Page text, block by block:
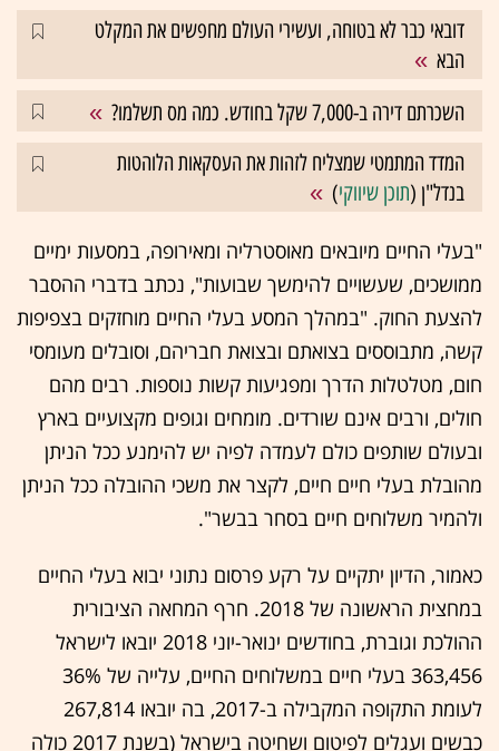
דובאי כבר לא בטוחה, ועשירי העולם מחפשים את המקלט
הבא
השכרתם דירה ב-7,000 שקל בחודש. כמה מס תשלמו?
המדד המתמטי שמצליח לזהות את העסקאות הלוהטות
בנדל"ן (תוכן שיווקי)
"בעלי החיים מיובאים מאוסטרליה ומאירופה, במסעות ימיים
ממושכים, שעשויים להימשך שבועות", נכתב בדברי ההסבר
להצעת החוק. "במהלך המסע בעלי החיים מוחזקים בצפיפות
קשה, מתבוססים בצואתם ובצואת חבריהם, וסובלים מעומסי
חום, מטלטלות הדרך ומפגיעות קשות נוספות. רבים מהם
חולים, ורבים אינם שורדים. מומחים וגופים מקצועיים בארץ
ובעולם שותפים כולם לעמדה לפיה יש להימנע ככל הניתן
מהובלת בעלי חיים חיים, לקצר את משכי ההובלה ככל הניתן
ולהמיר משלוחים חיים בסחר בבשר".
כאמור, הדיון יתקיים על רקע פרסום נתוני יבוא בעלי החיים
במחצית הראשונה של 2018. חרף המחאה הציבורית
ההולכת וגוברת, בחודשים ינואר-יוני 2018 יובאו לישראל
363,456 בעלי חיים במשלוחים החיים, עלייה של 36%
לעומת התקופה המקבילה ב-2017, בה יובאו 267,814
כבשים ועגלים לפיטום ושחיטה בישראל (בשנת 2017 כולה